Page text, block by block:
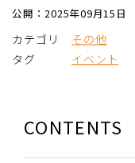
公開：2025年09月15日
カテゴリ
その他
タグ
イベント
CONTENTS